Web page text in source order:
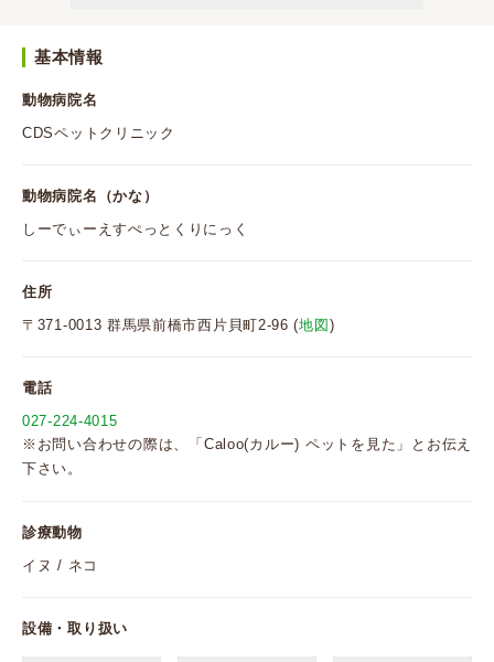
基本情報
動物病院名
CDSペットクリニック
動物病院名（かな）
しーでぃーえすぺっとくりにっく
住所
〒371-0013 群馬県前橋市西片貝町2-96 (地図 )
電話
027-224-4015
※お問い合わせの際は、「Caloo(カルー) ペットを見た」とお伝え
下さい。
診療動物
イヌ / ネコ
設備・取り扱い